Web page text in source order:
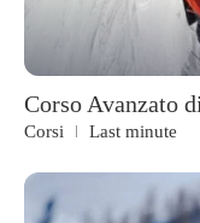
Corso Avanzato
Corsi Last minute